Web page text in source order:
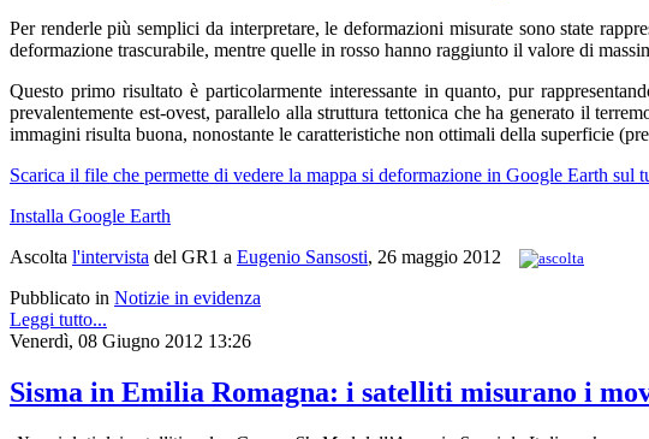
Per renderle più semplici da interpretare, le deformazioni misurate sono state
deformazione trascurabile, mentre quelle in rosso hanno raggiunto il valore di
Questo primo risultato è particolarmente interessante in quanto, pur
prevalentemente est-ovest, parallelo alla struttura tettonica che ha generato il
immagini risulta buona, nonostante le caratteristiche non ottimali della superficie
Scarica il file che permette di vedere la mappa si deformazione in Google Earth sul
Installa Google Earth
Ascolta l'intervista del GR1 a Eugenio Sansosti, 26 maggio 2012
Pubblicato in Notizie in evidenza
Leggi tutto...
Venerdì, 08 Giugno 2012 13:26
Sisma in Emilia Romagna: i satelliti misurano i